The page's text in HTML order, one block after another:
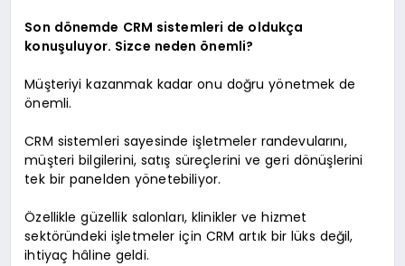
Son dönemde CRM sistemleri de oldukça
konuşuluyor. Sizce neden önemli?
Müşteriyi kazanmak kadar onu doğru yönetmek de
önemli.
CRM sistemleri sayesinde işletmeler randevularını,
müşteri bilgilerini, satış süreçlerini ve geri dönüşlerini
tek bir panelden yönetebiliyor.
Özellikle güzellik salonları, klinikler ve hizmet
sektöründeki işletmeler için CRM artık bir lüks değil,
ihtiyaç hâline geldi.